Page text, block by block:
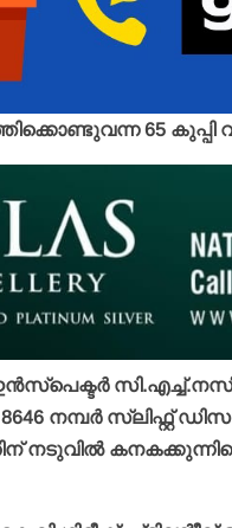
65
നമ്പര്‍ സ്ലിഫ്റ്റ്
നടുവില്‍